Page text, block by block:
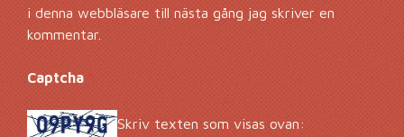
i denna webbläsare till nästa gång jag skriver en
kommentar.
Captcha *
Skriv texten som visas ovan: